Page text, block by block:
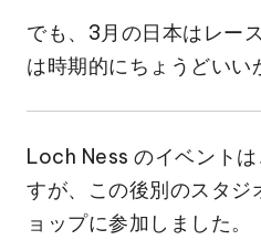
でも、3月の日本はレー
は時期的にちょうどいい
Loch Ness のイベント
すが、この後別のスタジ
ョップに参加しました。